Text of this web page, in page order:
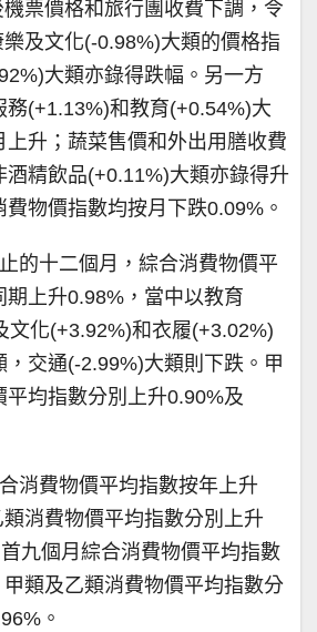
票價格和旅行團收費下調，令
及文化(-0.98%)大類的價格指
大類亦錄得跌幅。另一方
務(+1.13%)和教育(+0.54%)大
上升；蔬菜售價和外出用膳收費
酒精飲品(+0.11%)大類亦錄得升
物價指數均按月下跌0.09%。
的十二個月，綜合消費物價平
上升0.98%，當中以教育
文化(+3.92%)和衣履(+3.02%)
，交通(-2.99%)大類則下跌。甲
均指數分別上升0.90%及
消費物價平均指數按年上升
消費物價平均指數分別上升
九個月綜合消費物價平均指數
類及乙類消費物價平均指數分
。